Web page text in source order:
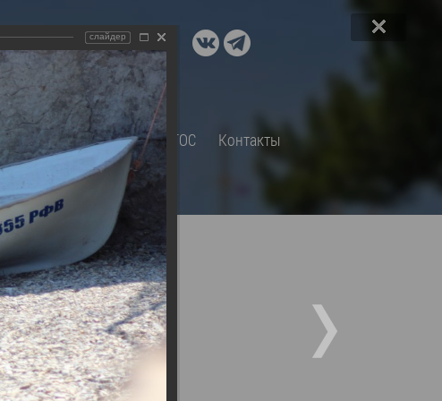
АA+
КСП Обращения ТОС Контакты
график
об
ДОКУМЕНТЫ
Правовые акты и их экспертиза
Оценка регулирующего
Экспертиза действующих
нормативных правовых актов
Оценка применения
Муниципальный контроль
Формы обращений
Градостроительная деятельность
Архивный отдел
(51 фото)
слайдер